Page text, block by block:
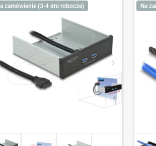
zamówienie (3-4 dni robocze) Na